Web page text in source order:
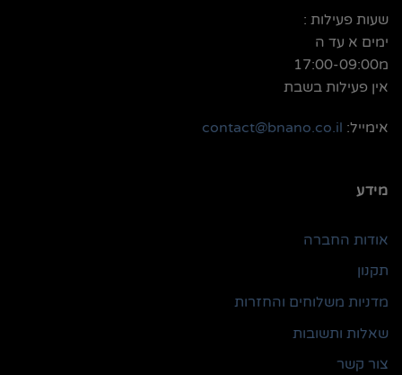
שעות פעילות :
ימים א עד ה
מ17:00-09:00
אין פעילות בשבת
אימייל: contact@bnano.co.il
מידע
אודות החברה
תקנון
מדניות משלוחים והחזרות
שאלות ותשובות
צור קשר